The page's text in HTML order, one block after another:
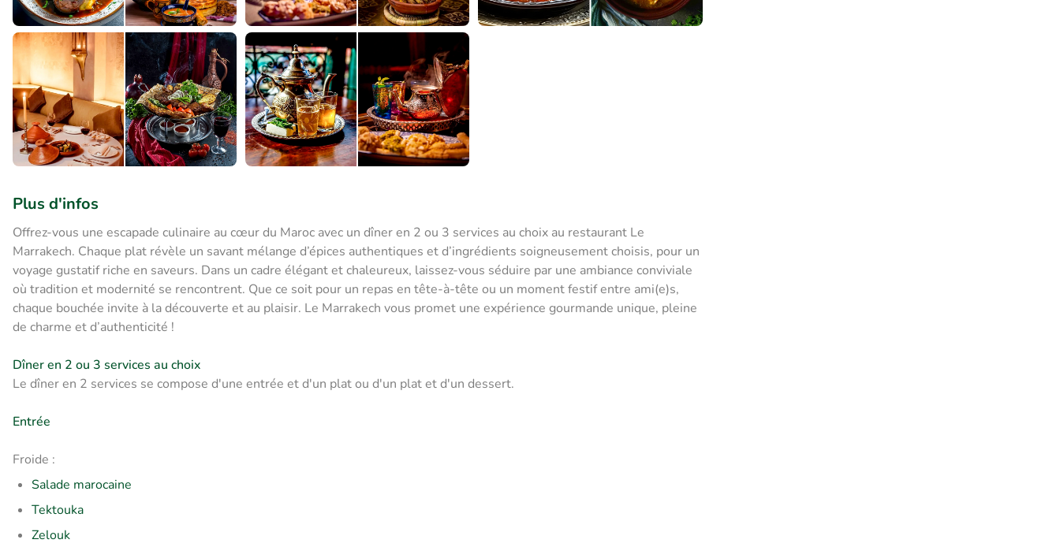
Plus d'infos
Offrez-vous une escapade culinaire au cœur du Maroc avec un dîner en 2 ou 3 services au choix au restaurant Le
Marrakech. Chaque plat révèle un savant mélange d’épices authentiques et d’ingrédients soigneusement choisis, pour un
voyage gustatif riche en saveurs. Dans un cadre élégant et chaleureux, laissez-vous séduire par une ambiance conviviale
où tradition et modernité se rencontrent. Que ce soit pour un repas en tête-à-tête ou un moment festif entre ami(e)s,
chaque bouchée invite à la découverte et au plaisir. Le Marrakech vous promet une expérience gourmande unique, pleine
de charme et d’authenticité !
Dîner en 2 ou 3 services au choix
Le dîner en 2 services se compose d'une entrée et d'un plat ou d'un plat et d'un dessert.
Entrée
Froide :
Salade marocaine
Tektouka
Zelouk